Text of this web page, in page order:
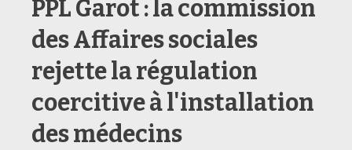
PPL Garot : la commission
des Affaires sociales
rejette la régulation
coercitive à l'installation
des médecins